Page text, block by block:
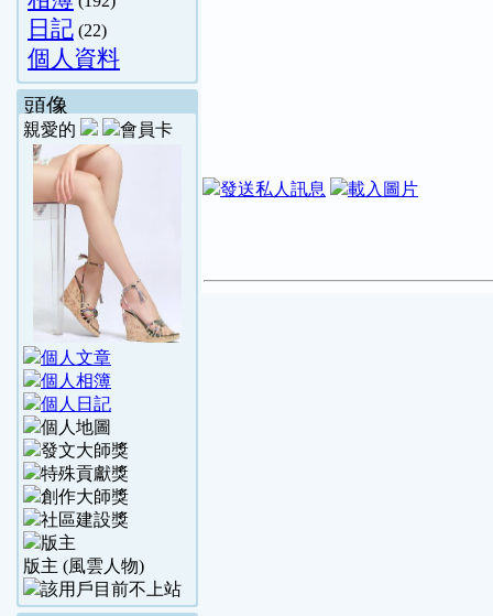
日記 (22)
個人資料
頭像
親愛的
版主 (風雲人物)